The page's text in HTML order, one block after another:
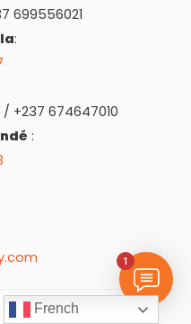
699556021
:
+237 674647010
:
French
1